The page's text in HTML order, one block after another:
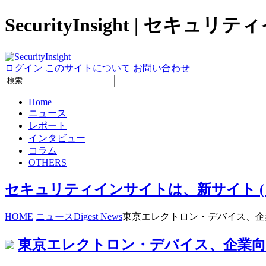
SecurityInsight | セキュリテ
ログイン このサイトについて お問い合わせ
Home
ニュース
レポート
インタビュー
コラム
OTHERS
セキュリティインサイトは、新サイト
HOME ニュースDigest News東京エレクトロン・デバイス、
東京エレクトロン・デバイス、企業